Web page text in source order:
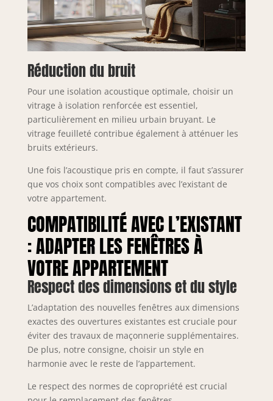
Réduction du bruit
Pour une isolation acoustique optimale, choisir un
vitrage à isolation renforcée est essentiel,
particulièrement en milieu urbain bruyant. Le
vitrage feuilleté contribue également à atténuer les
bruits extérieurs.
Une fois l’acoustique pris en compte, il faut s’assurer
que vos choix sont compatibles avec l’existant de
votre appartement.
COMPATIBILITÉ AVEC L’EXISTANT
: ADAPTER LES FENÊTRES À
VOTRE APPARTEMENT
Respect des dimensions et du style
L’adaptation des nouvelles fenêtres aux dimensions
exactes des ouvertures existantes est cruciale pour
éviter des travaux de maçonnerie supplémentaires.
De plus, notre consigne, choisir un style en
harmonie avec le reste de l’appartement.
Le respect des normes de copropriété est crucial